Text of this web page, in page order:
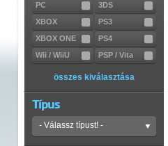
PC
3DS
XBOX
PS3
XBOX ONE
PS4
Wii / WiiU
PSP / Vita
összes kiválasztása
Típus